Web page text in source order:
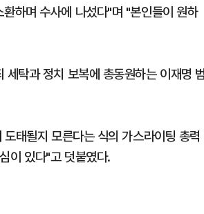
하며 수사에 나섰다"며 "본인들이 원하
탁과 정치 보복에 총동원하는 이재명
태될지 모른다는 식의 가스라이팅 총력
이 있다"고 덧붙였다.